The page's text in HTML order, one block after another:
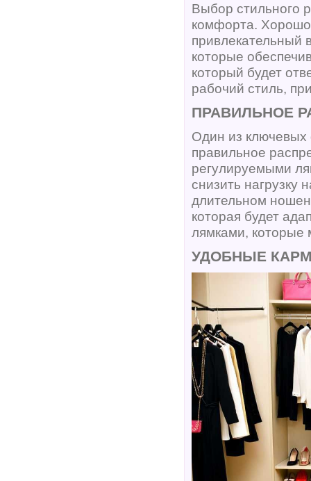
Выбор стильного
комфорта. Хорошо
привлекательный
которые
который будет
рабочий стиль,
ПРАВИЛЬНОЕ
Один из ключевых
правильное
регулируемыми
снизить нагрузку
длительном
которая будет
лямками, которые
УДОБНЫЕ